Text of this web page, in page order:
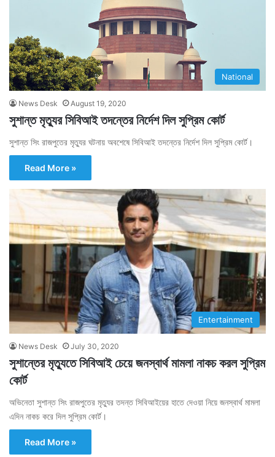
National
News Desk August 19, 2020
সুশান্ত মৃত্যুর সিবিআই তদন্তের নির্দেশ দিল সুপ্রিম কোর্ট
সুশান্ত সিং রাজপুতের মৃত্যুর ঘটনায় অবশেষে সিবিআই তদন্তের নির্দেশ দিল সুপ্রিম কোর্ট।
Read More »
Entertainment
News Desk July 30, 2020
সুশান্তের মৃত্যুতে সিবিআই চেয়ে জনস্বার্থ মামলা নাকচ করল সুপ্রিম
কোর্ট
অভিনেতা সুশান্ত সিং রাজপুতের মৃত্যুর তদন্ত সিবিআইয়ের হাতে দেওয়া নিয়ে জনস্বার্থ মামলা
এদিন নাকচ করে দিল সুপ্রিম কোর্ট।
Read More »